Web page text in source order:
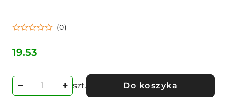
(0)
Cena:
19.53
szt. Do koszyka